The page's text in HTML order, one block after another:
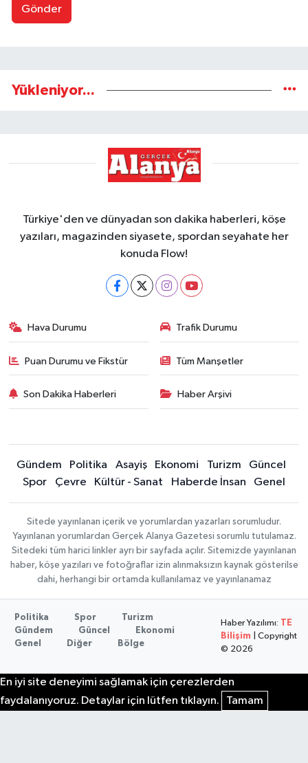
Gönder
Yükleniyor...
Türkiye'den ve dünyadan son dakika haberleri, köşe
yazıları, magazinden siyasete, spordan seyahate her
konuda Flow!
Hava Durumu Trafik Durumu
Puan Durumu ve Fikstür Tüm Manşetler
Son Dakika Haberleri Haber Arşivi
Gündem Politika Asayiş Ekonomi Turizm
Güncel
Spor
Çevre Kültür - Sanat Haberde İnsan Genel
Sitede yayınlanan içerik ve yorumlardan yazarları sorumludur.
Yayınlanan yorumlardan Gerçek Alanya Gazetesi sorumlu tutulamaz.
Sitedeki tüm harici linkler ayrı bir sayfada açılır. Sitemizde yayınlanan
haber, köşe yazıları ve fotoğraflar izin alınmaksızın kaynak gösterilse
dahi, herhangi bir ortamda kullanılamaz ve yayınlanamaz
Politika Spor
Turizm
Gündem
Güncel
Ekonomi
Genel
Diğer Bölge
Haber Yazılımı:
TE
Bilişim | Copyright
© 2026
En iyi site deneyimi sağlamak için çerezlerden
faydalanıyoruz. Detaylar için lütfen tıklayın.
Tamam